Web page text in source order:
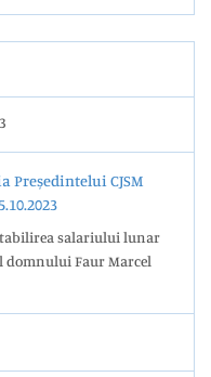
Președintelui CJSM
salariului lunar
domnului Faur Marcel